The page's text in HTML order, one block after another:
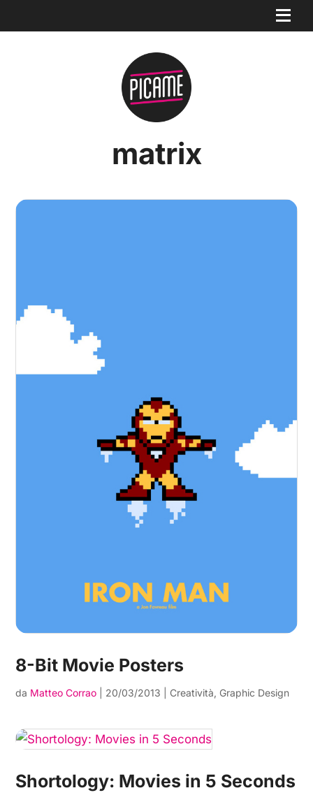
matrix
8-Bit Movie Posters
da Matteo Corrao 20/03/2013 Creatività, Graphic Design
Shortology: Movies in 5 Seconds